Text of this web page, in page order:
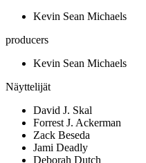
Kevin Sean Michaels
producers
Kevin Sean Michaels
Näyttelijät
David J. Skal
Forrest J. Ackerman
Zack Beseda
Jami Deadly
Deborah Dutch